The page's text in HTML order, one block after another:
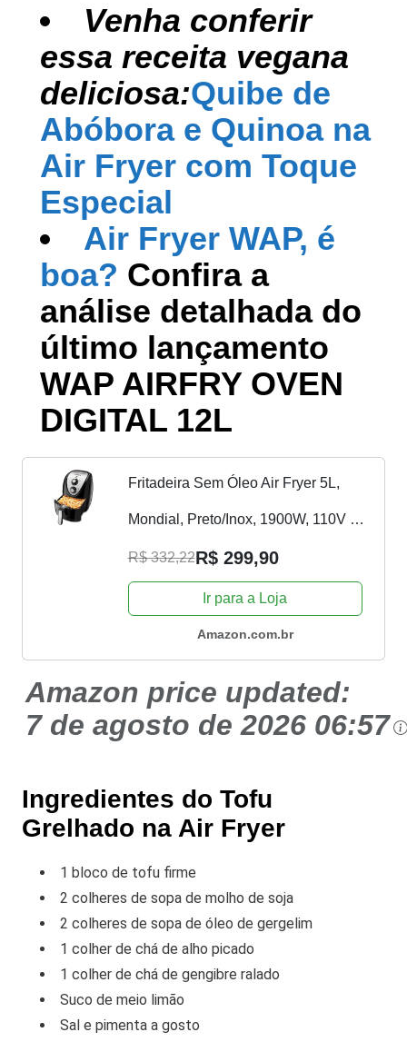
Venha conferir
essa receita vegana
deliciosa:Quibe de
Abóbora e Quinoa na
Air Fryer com Toque
Especial
Air Fryer WAP, é
boa? Confira a
análise detalhada do
último lançamento
WAP AIRFRY OVEN
DIGITAL 12L
Fritadeira Sem Óleo Air Fryer 5L,
Mondial, Preto/Inox, 1900W, 110V -
AFN-50-BI
R$ 332,22R$ 299,90
Ir para a Loja
Amazon.com.br
Amazon price updated:
7 de agosto de 2026 06:57
Ingredientes do Tofu
Grelhado na Air Fryer
1 bloco de tofu firme
2 colheres de sopa de molho de soja
2 colheres de sopa de óleo de gergelim
1 colher de chá de alho picado
1 colher de chá de gengibre ralado
Suco de meio limão
Sal e pimenta a gosto